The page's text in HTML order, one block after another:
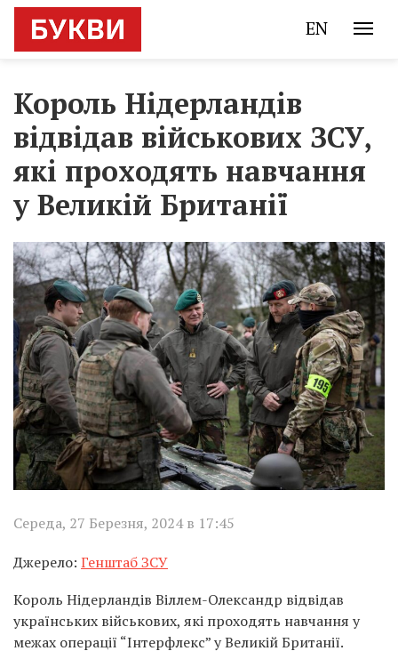
EN
Король Нідерландів
відвідав військових ЗСУ,
які проходять навчання
у Великій Британії
Середа, 27 Березня, 2024 в 17:45
Джерело: Генштаб ЗСУ
Король Нідерландів Віллем-Олександр відвідав
українських військових, які проходять навчання у
межах операції “Інтерфлекс” у Великій Британії.